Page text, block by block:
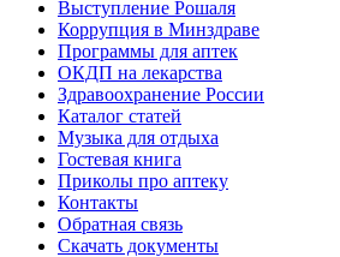
Выступление Рошаля
Коррупция в Минздраве
Программы для аптек
ОКДП на лекарства
Здравоохранение России
Каталог статей
Музыка для отдыха
Гостевая книга
Приколы про аптеку
Контакты
Обратная связь
Скачать документы